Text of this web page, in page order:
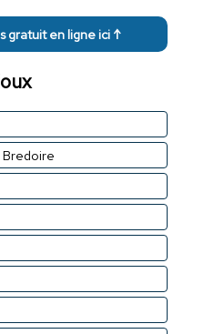
gratuit en ligne ici ↑
Bredoire